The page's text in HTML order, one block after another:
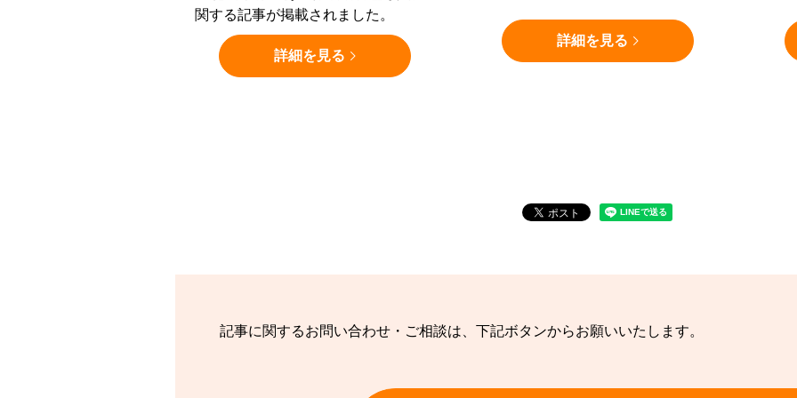
関する記事が掲載されました。
詳細を見る
詳細を見る
記事に関するお問い合わせ・ご相談は、下記ボタンからお願いいたします。